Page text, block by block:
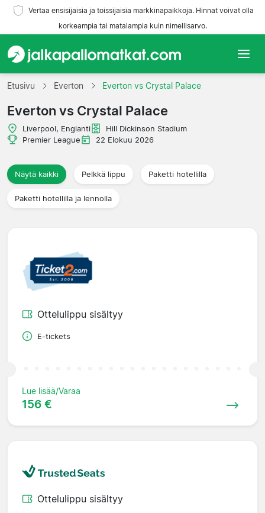
Vertaa ensisijaisia ja toissijaisia markkinapaikkoja. Hinnat voivat olla
korkeampia tai matalampia kuin nimellisarvo.
Etusivu
Joukkueet
Liigat
Matkatoimistoja
Etusivu Everton Everton vs Crystal Palace
Everton vs Crystal Palace
Liverpool, Englanti
Hill Dickinson Stadium
Premier League
22 Elokuu 2026
Näytä kaikki Pelkkä lippu Paketti hotellilla
Paketti hotellilla ja lennolla
Ottelulippu sisältyy
E-tickets
Lue lisää/Varaa
156 €
Ottelulippu sisältyy